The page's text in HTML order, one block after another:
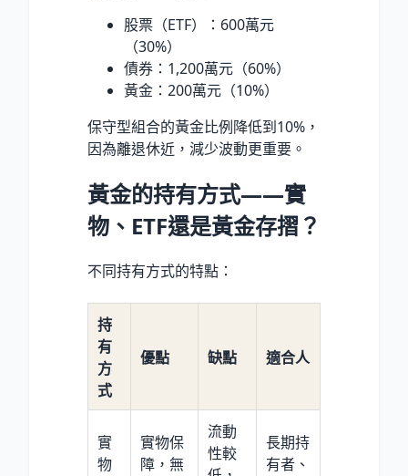
股票（ETF）：600萬元
（30%）
債券：1,200萬元（60%）
黃金：200萬元（10%）
保守型組合的黃金比例降低到10%，
因為離退休近，減少波動更重要。
黃金的持有方式——實
物、ETF還是黃金存摺？
不同持有方式的特點：
持
有
方
式
優點 缺點 適合人
實
物
實物保
障，無
流動
性較
長期持
有者、